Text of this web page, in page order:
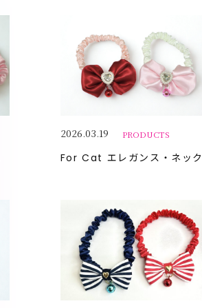
For Cat エレガンス・ネックレス
2026.03.19 PRODUCTS